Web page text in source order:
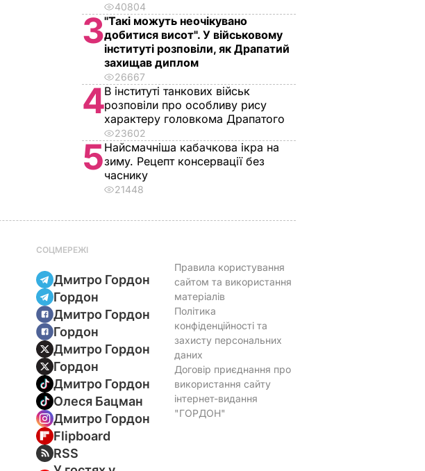
40804
3"Такі можуть неочікувано
добитися висот". У військовому
інституті розповіли, як Драпатий
захищав диплом
26667
4В інституті танкових військ
розповіли про особливу рису
характеру головкома Драпатого
23602
5Найсмачніша кабачкова ікра на
зиму. Рецепт консервації без
часнику
21448
СОЦМЕРЕЖІ
Дмитро Гордон
Гордон
Дмитро Гордон
Гордон
Дмитро Гордон
Гордон
Дмитро Гордон
Олеся Бацман
Дмитро Гордон
Flipboard
RSS
Правила користування
сайтом та використання
матеріалів
Політика
конфіденційності та
захисту персональних
даних
Договір приєднання про
використання сайту
інтернет-видання
"ГОРДОН"